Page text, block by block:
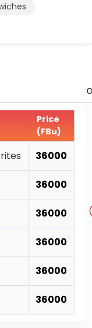
Price
(FBu)
36000
36000
36000
36000
36000
36000